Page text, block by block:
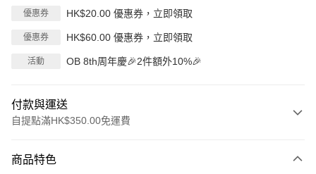
優惠券 HK$20.00 優惠券，立即領取
優惠券 HK$60.00 優惠券，立即領取
活動 OB 8th周年慶🎉2件額外10%🎉
付款與運送
自提點滿HK$350.00免運費
信用卡
商品特色